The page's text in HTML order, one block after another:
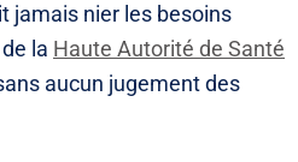
jamais nier les besoins
la Haute Autorité de Santé
aucun jugement des